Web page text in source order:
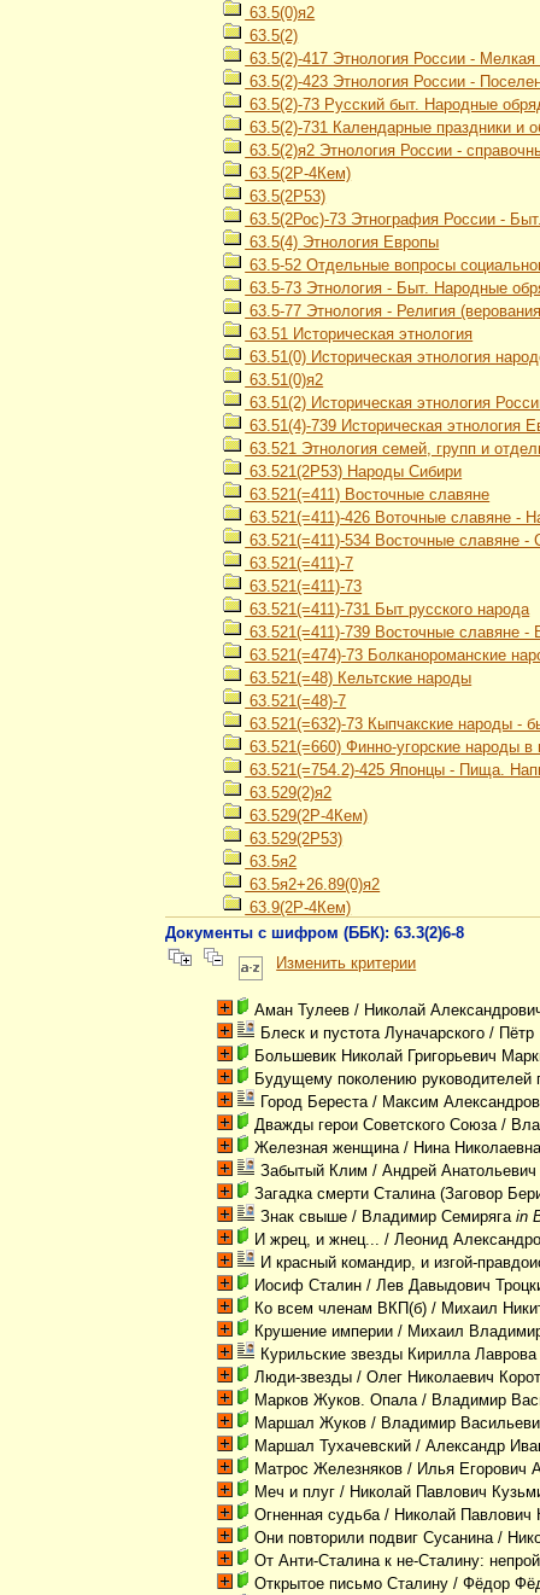
63.5(0)я2
63.5(2)
63.5(2)-417 Этнология России -
63.5(2)-423 Этнология России -
63.5(2)-73 Русский быт. Народные
63.5(2)-731 Календарные праздники и
63.5(2)я2 Этнология России -
63.5(2Р-4Кем)
63.5(2Р53)
63.5(2Рос)-73 Этнография России -
63.5(4) Этнология Европы
63.5-52 Отдельные вопросы
63.5-73 Этнология - Быт. Народные
63.5-77 Этнология - Религия
63.51 Историческая этнология
63.51(0) Историческая этнология
63.51(0)я2
63.51(2) Историческая этнология
63.51(4)-739 Историческая
63.521 Этнология семей, групп и
63.521(2Р53) Народы Сибири
63.521(=411) Восточные славяне
63.521(=411)-426 Воточные славяне -
63.521(=411)-534 Восточные славяне
63.521(=411)-7
63.521(=411)-73
63.521(=411)-731 Быт русского народа
63.521(=411)-739 Восточные славяне
63.521(=474)-73 Болканороманские
63.521(=48) Кельтские народы
63.521(=48)-7
63.521(=632)-73 Кыпчакские народы -
63.521(=660) Финно-угорские народы в
63.521(=754.2)-425 Японцы - Пища.
63.529(2)я2
63.529(2Р-4Кем)
63.529(2Р53)
63.5я2
63.5я2+26.89(0)я2
63.9(2Р-4Кем)
Документы с шифром (ББК): 63.3(2)6-8
Изменить критерии
Аман Тулеев / Николай
Блеск и пустота Луначарского / Пётр
Большевик Николай Григорьевич
Будущему поколению руководителей
Город Береста/ Максим
Дважды герои Советского Союза/
Железная женщина/ Нина
Забытый Клим / Андрей
Загадка смерти Сталина (Заговор
Знак свыше / Владимир Семирягаin
И жрец, и жнец... / Леонид
И красный командир, и изгой-
Иосиф Сталин / Лев Давыдович
Ко всем членам ВКП(б) / Михаил
Крушение империи / Михаил
Курильские звезды Кирилла Лаврова
Люди-звезды / Олег Николаевич
Марков Жуков. Опала/ Владимир
Маршал Жуков / Владимир
Маршал Тухачевский / Александр
Матрос Железняков / Илья Егорович
Меч и плуг / Николай Павлович
Огненная судьба/ Николай Павлович
Они повторили подвиг Сусанина/
От Анти-Сталина к не-Сталину:
Открытое письмо Сталину / Фёдор